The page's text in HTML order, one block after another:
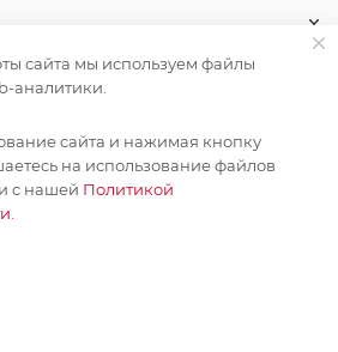
НА РАССЫЛКУ
сайта мы используем файлы
аналитики.
сайта и нажимая кнопку
на использование файлов
с нашей Политикой